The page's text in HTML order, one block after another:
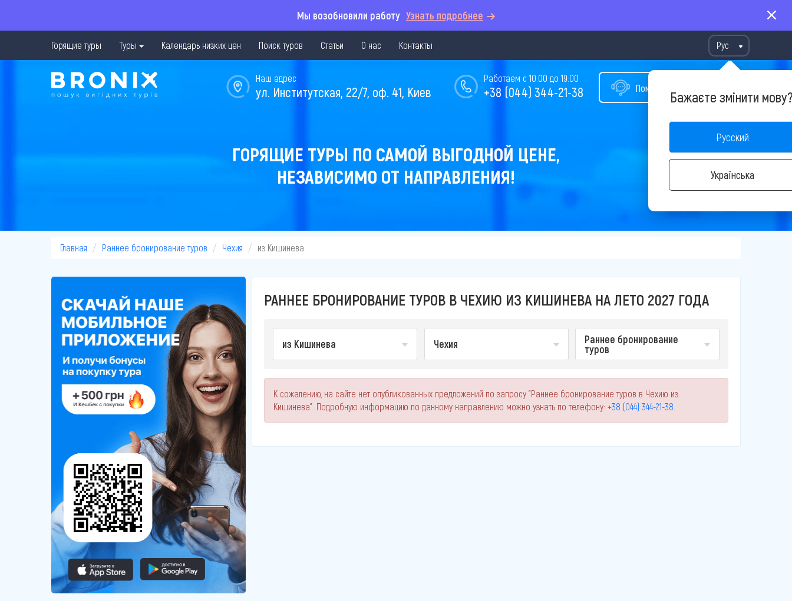
Мы возобновили работу Узнать подробнее
Горящие туры Туры Календарь низких цен Поиск туров Статьи О нас Контакты Рус
Бажаєте змінити
Русский
Українська
Помощь в подборе тура
Работаем с 10:00 до 19:00
+38 (044) 344-21-38
Наш адрес
ул. Институтская, 22/7, оф. 41, Киев
ГОРЯЩИЕ ТУРЫ ПО САМОЙ ВЫГОДНОЙ ЦЕНЕ,
НЕЗАВИСИМО ОТ НАПРАВЛЕНИЯ!
Главная Раннее бронирование туров Чехия из Кишинева
РАННЕЕ БРОНИРОВАНИЕ ТУРОВ В ЧЕХИЮ ИЗ КИШИНЕВА НА ЛЕТО 2027 ГОДА
из Кишинева Чехия Раннее бронирование
туров
К сожалению, на сайте нет опубликованных предложений по запросу "Раннее бронирование туров в Чехию из
Кишинева". Подробную информацию по данному направлению можно узнать по телефону: +38 (044) 344-21-38